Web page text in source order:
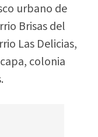
urbano de
Brisas del
Las Delicias,
colonia